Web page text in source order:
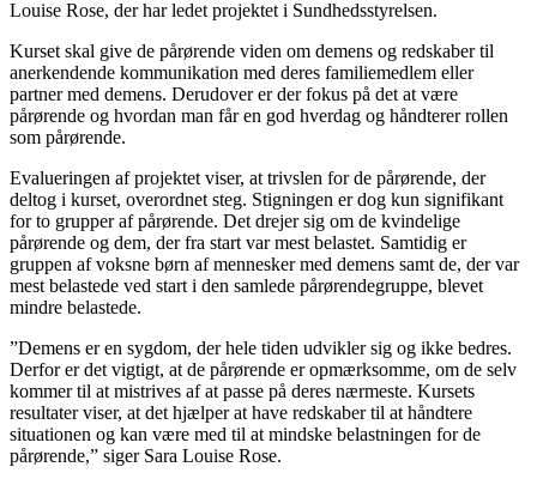
Louise Rose, der har ledet projektet i Sundhedsstyrelsen.
Kurset skal give de pårørende viden om demens og redskaber til
anerkendende kommunikation med deres familiemedlem eller
partner med demens. Derudover er der fokus på det at være
pårørende og hvordan man får en god hverdag og håndterer rollen
som pårørende.
Evalueringen af projektet viser, at trivslen for de pårørende, der
deltog i kurset, overordnet steg. Stigningen er dog kun signifikant
for to grupper af pårørende. Det drejer sig om de kvindelige
pårørende og dem, der fra start var mest belastet. Samtidig er
gruppen af voksne børn af mennesker med demens samt de, der var
mest belastede ved start i den samlede pårørendegruppe, blevet
mindre belastede.
”Demens er en sygdom, der hele tiden udvikler sig og ikke bedres.
Derfor er det vigtigt, at de pårørende er opmærksomme, om de selv
kommer til at mistrives af at passe på deres nærmeste. Kursets
resultater viser, at det hjælper at have redskaber til at håndtere
situationen og kan være med til at mindske belastningen for de
pårørende,” siger Sara Louise Rose.